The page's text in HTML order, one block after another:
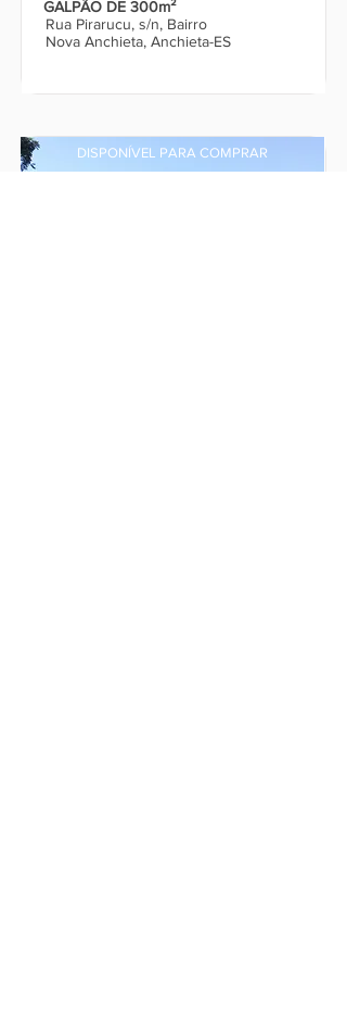
GALPÃO DE 300m²
Rua Pirarucu, s/n, Bairro
Nova Anchieta, Anchieta-ES
DISPONÍVEL PARA COMPRAR